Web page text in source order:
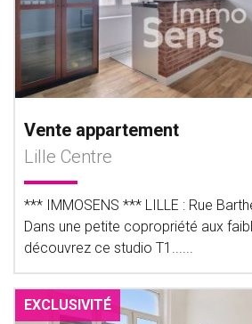
Vente appartement
Lille Centre
*** IMMOSENS *** LILLE : Rue
Dans une petite copropriété aux
découvrez ce studio T1......
EXCLUSIVITÉ